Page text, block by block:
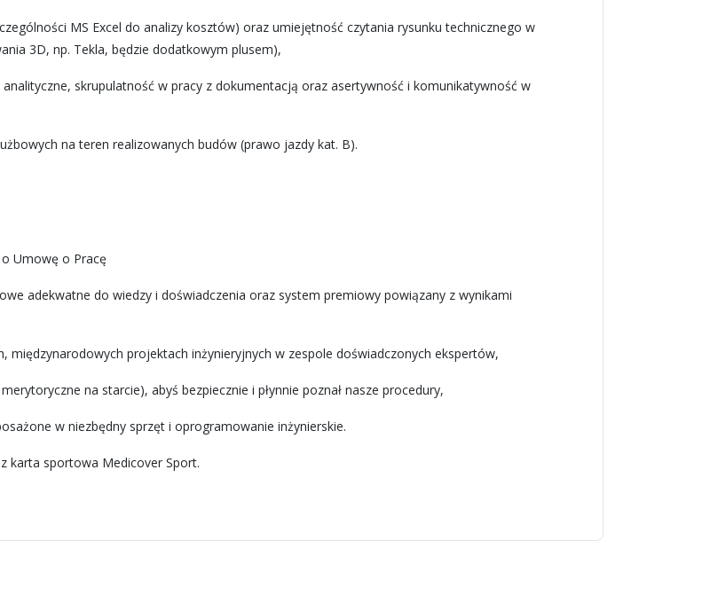
MS Excel do analizy kosztów) oraz umiejętność czytania rysunku technicznego w
3D, np. Tekla, będzie dodatkowym plusem),
skrupulatność w pracy z dokumentacją oraz asertywność i komunikatywność w
na teren realizowanych budów (prawo jazdy kat. B).
Umowę o Pracę
adekwatne do wiedzy i doświadczenia oraz system premiowy powiązany z wynikami
międzynarodowych projektach inżynieryjnych w zespole doświadczonych ekspertów,
na starcie), abyś bezpiecznie i płynnie poznał nasze procedury,
w niezbędny sprzęt i oprogramowanie inżynierskie.
karta sportowa Medicover Sport.